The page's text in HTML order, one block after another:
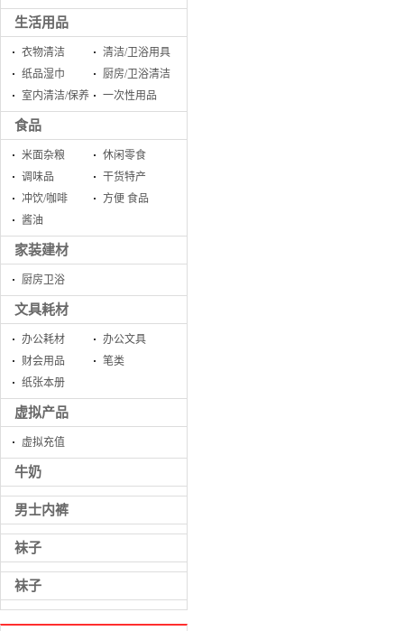
生活用品
衣物清洁
清洁/卫浴用具
纸品湿巾
厨房/卫浴清洁
室内清洁/保养
一次性用品
食品
米面杂粮
休闲零食
调味品
干货特产
冲饮/咖啡
方便 食品
酱油
家装建材
厨房卫浴
文具耗材
办公耗材
办公文具
财会用品
笔类
纸张本册
虚拟产品
虚拟充值
牛奶
男士内裤
袜子
袜子